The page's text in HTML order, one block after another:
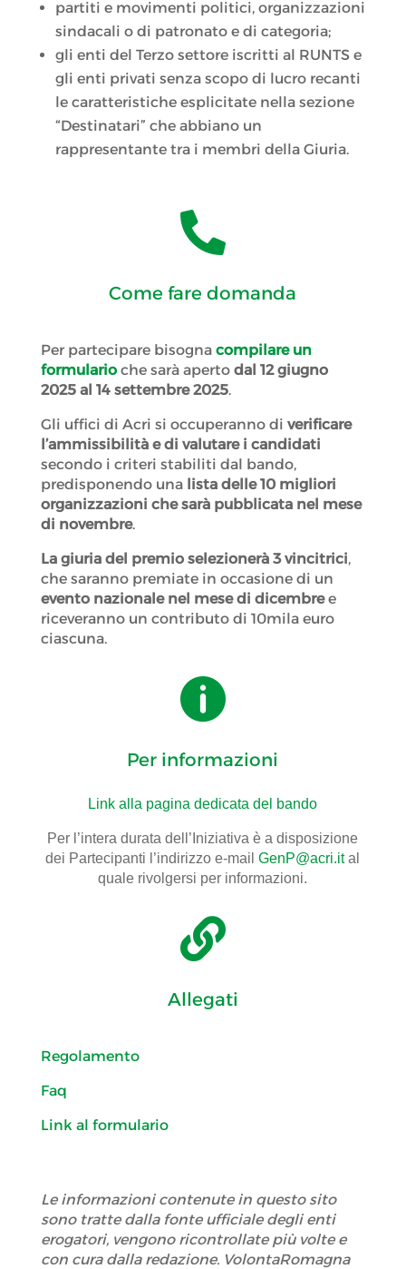
partiti e movimenti politici, organizzazioni
sindacali o di patronato e di categoria;
gli enti del Terzo settore iscritti al RUNTS e
gli enti privati senza scopo di lucro recanti
le caratteristiche esplicitate nella sezione
“Destinatari” che abbiano un
rappresentante tra i membri della Giuria.

Come fare domanda
Per partecipare bisogna compilare un
formularioche sarà aperto dal 12 giugno
2025 al 14 settembre 2025.
Gli uffici di Acri si occuperanno di verificare
l’ammissibilità e di valutare i candidati
secondo i criteri stabiliti dal bando,
predisponendo una lista delle10 migliori
organizzazioni che sarà pubblicata nel mese
di novembre.
La giuria del premio selezionerà 3 vincitrici,
che saranno premiate in occasione di un
evento nazionale nel mese di dicembree
riceveranno un contributo di 10mila euro
ciascuna.

Per informazioni
Link alla pagina dedicata del bando
Per l’intera durata dell’Iniziativa è a disposizione
dei Partecipanti l’indirizzo e-mailGenP@acri.ital
quale rivolgersi per informazioni.

Allegati
Regolamento
Faq
Link al formulario
Le informazioni contenute in questo sito
sono tratte dalla fonte ufficiale degli enti
erogatori, vengono ricontrollate più volte e
con cura dalla redazione. VolontaRomagna